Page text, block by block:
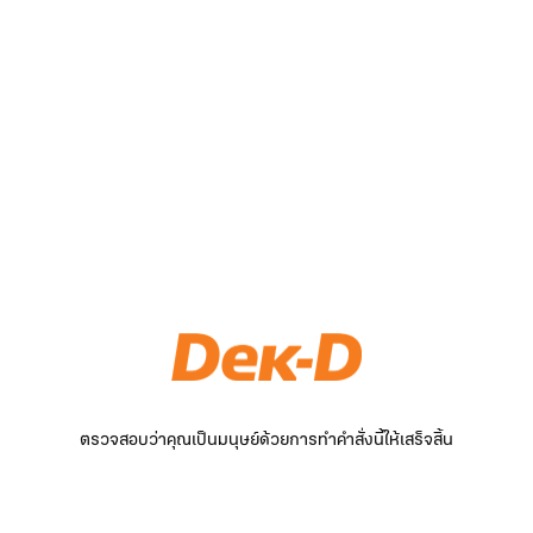
ตรวจสอบว่าคุณเป็นมนุษย์ด้วยการทำคำสั่งนี้ให้เสร็จสิ้น